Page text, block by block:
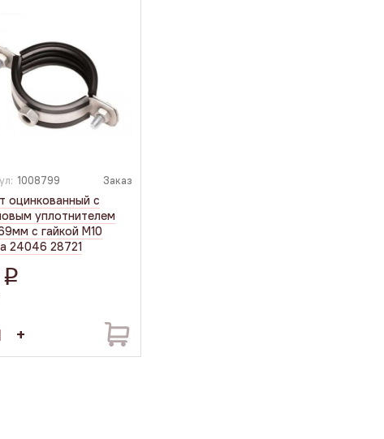
1008799 Заказ
оцинкованный с
уплотнителем
с гайкой М10
24046 28721
q